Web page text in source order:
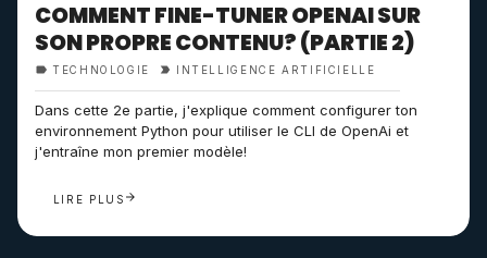
COMMENT FINE-TUNER OPENAI SUR
SON PROPRE CONTENU? (PARTIE 2)
TECHNOLOGIE INTELLIGENCE ARTIFICIELLE
Dans cette 2e partie, j'explique comment configurer ton
environnement Python pour utiliser le CLI de OpenAi et
j'entraîne mon premier modèle!
LIRE PLUS